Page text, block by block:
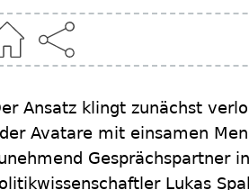
Ansatz klingt zunächst
Avatare mit einsamen
Gesprächspartner
Lukas